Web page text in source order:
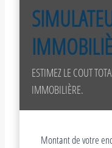
ESTIMEZ LE COUT
IMMOBILIÈRE.
Montant de votre